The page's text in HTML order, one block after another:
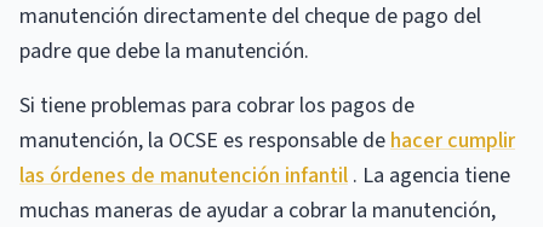
manutención directamente del cheque de pago del
padre que debe la manutención.
Si tiene problemas para cobrar los pagos de
manutención, la OCSE es responsable dehacer cumplir
las órdenes de manutención infantil . La agencia tiene
muchas maneras de ayudar a cobrar la manutención,